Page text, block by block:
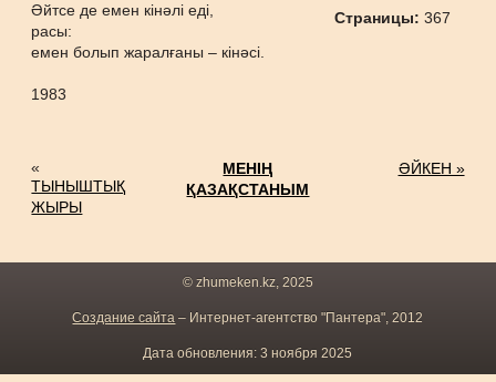
Әйтсе де емен кінәлі еді,
расы:
емен болып жаралғаны – кінәсі.
1983
Страницы:367
«
ТЫНЫШТЫҚ
ЖЫРЫ
МЕНІҢ
ҚАЗАҚСТАНЫМ
ӘЙКЕН »
© zhumeken.kz, 2025
Создание сайта – Интернет-агентство "Пантера", 2012
Дата обновления: 3 ноября 2025